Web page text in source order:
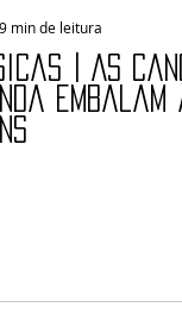
| As
embalam
9 min de leitura